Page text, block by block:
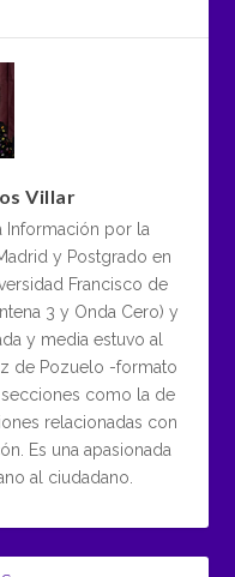
Villar
Información por la
y Postgrado en
Francisco de
3 y Onda Cero) y
y media estuvo al
de Pozuelo -formato
como la de
relacionadas con
Es una apasionada
al ciudadano.